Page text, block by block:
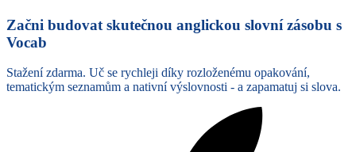
Začni budovat skutečnou anglickou slovní zásobu s
Vocab
Stažení zdarma. Uč se rychleji díky rozloženému opakování,
tematickým seznamům a nativní výslovnosti - a zapamatuj si slova.